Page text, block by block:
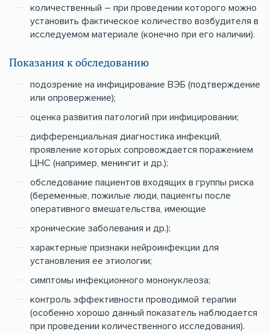
количественный – при проведении которого можно
установить фактическое количество возбудителя в
исследуемом материале (конечно при его наличии).
Показания к обследованию
подозрение на инфицирование ВЭБ (подтверждение
или опровержение);
оценка развития патологий при инфицировании;
дифференциальная диагностика инфекций,
проявление которых сопровождается поражением
ЦНС (например, менингит и др.);
обследование пациентов входящих в группы риска
(беременные, пожилые люди, пациенты после
оперативного вмешательства, имеющие
хронические заболевания и др.);
характерные признаки нейроинфекции для
установления ее этиологии;
симптомы инфекционного мононуклеоза;
контроль эффективности проводимой терапии
(особенно хорошо данный показатель наблюдается
при проведении количественного исследования).